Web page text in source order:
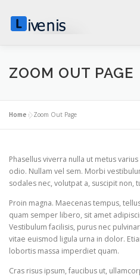
content
HOME SECCIONES
ADMINISTRACION
0 ITEMS $0.00
ZOOM OUT PAGE
Home »Zoom Out Page
Phasellus viverra nulla ut metus
odio. Nullam vel sem. Morbi
sodales nec, volutpat a, suscipit non,
Proin magna. Maecenas tempus,
quam semper libero, sit amet
Vestibulum facilisis, purus nec
vitae euismod ligula urna in dolor.
lobortis massa imperdiet quam.
Cras risus ipsum, faucibus ut,